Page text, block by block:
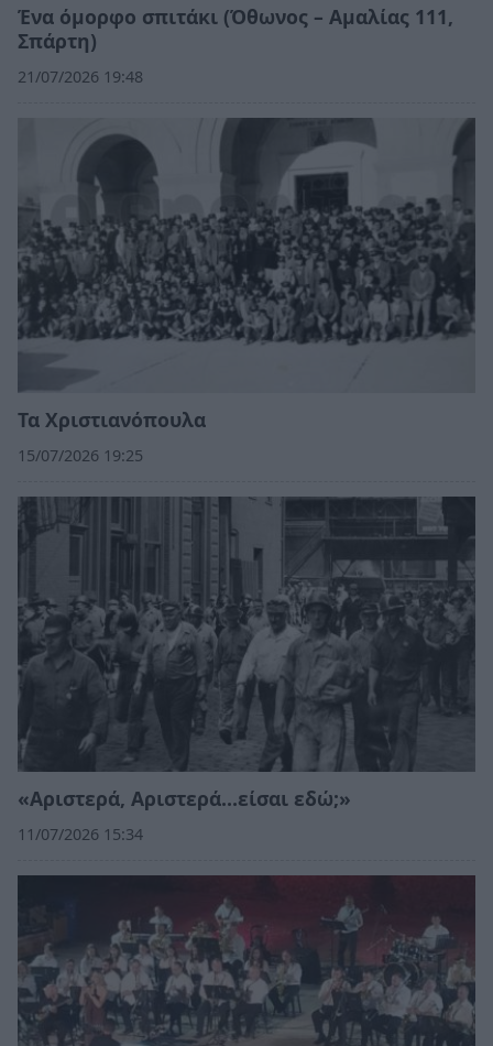
Ένα όμορφο σπιτάκι (Όθωνος – Αμαλίας 111,
Σπάρτη)
21/07/2026 19:48
Τα Χριστιανόπουλα
15/07/2026 19:25
«Αριστερά, Αριστερά…είσαι εδώ;»
11/07/2026 15:34